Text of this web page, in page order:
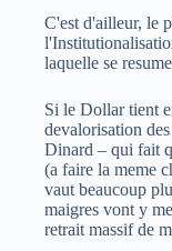
C'est d'ailleur, le
laquelle se
Si le Dollar tient
devalorisation
Dinard – qui fait
(a faire la meme
vaut beaucoup
maigres vont y
retrait massif de